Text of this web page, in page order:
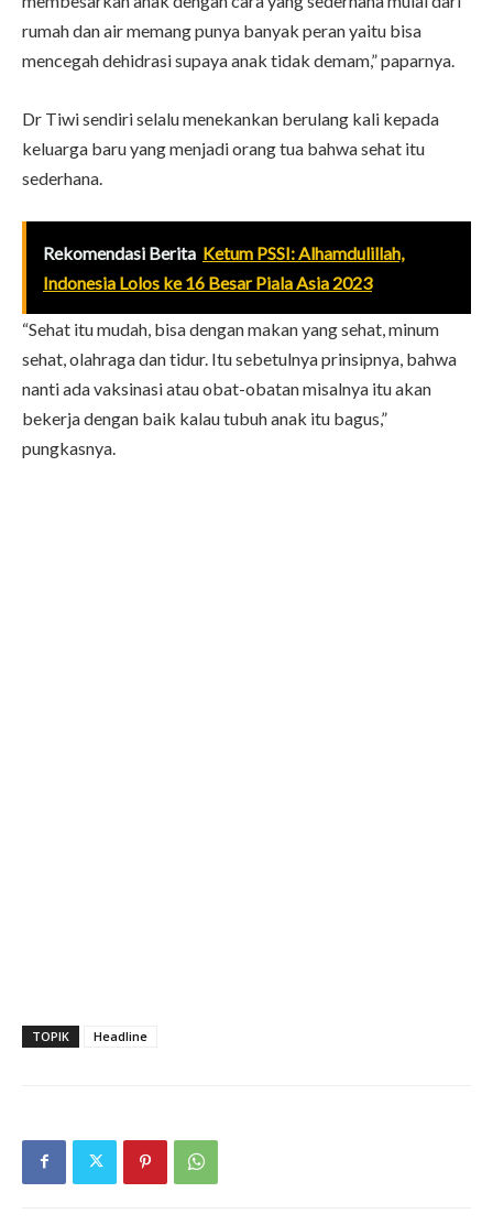
rumah dan air memang punya banyak peran yaitu bisa
mencegah dehidrasi supaya anak tidak demam,” paparnya.
Dr Tiwi sendiri selalu menekankan berulang kali kepada
keluarga baru yang menjadi orang tua bahwa sehat itu
sederhana.
Rekomendasi Berita Ketum PSSI: Alhamdulillah,
Indonesia Lolos ke 16 Besar Piala Asia 2023
“Sehat itu mudah, bisa dengan makan yang sehat, minum
sehat, olahraga dan tidur. Itu sebetulnya prinsipnya, bahwa
nanti ada vaksinasi atau obat-obatan misalnya itu akan
bekerja dengan baik kalau tubuh anak itu bagus,”
pungkasnya.
TOPIK Headline